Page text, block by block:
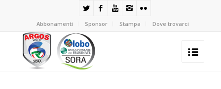
Abbonamenti Sponsor Stampa Dove trovarci